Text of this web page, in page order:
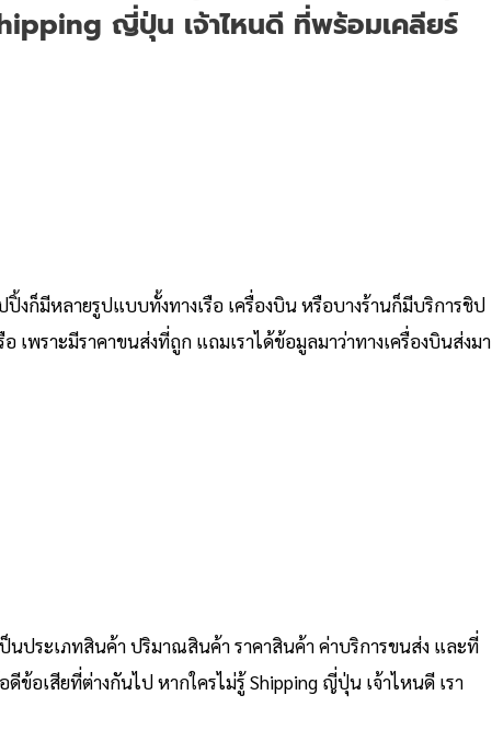
ญี่ปุ่น เจ้าไหนดี ที่พร้อมเคลียร์
งก็มีหลายรูปแบบทั้งทางเรือ เครื่องบิน หรือบางร้านก็มีบริการชิป
ราะมีราคาขนส่งที่ถูก แถมเราได้ข้อมูลมาว่าทางเครื่องบินส่งมา
นประเภทสินค้า ปริมาณสินค้า ราคาสินค้า ค่าบริการขนส่ง และที่
อเสียที่ต่างกันไป หากใครไม่รู้ Shipping ญี่ปุ่น เจ้าไหนดี เรา